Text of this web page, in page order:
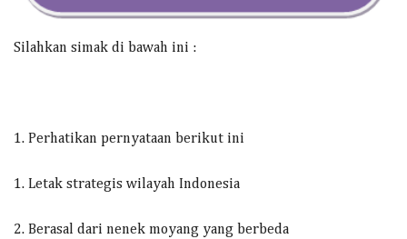
Silahkan simak di bawah ini :
1. Perhatikan pernyataan berikut ini
1. Letak strategis wilayah Indonesia
2. Berasal dari nenek moyang yang berbeda